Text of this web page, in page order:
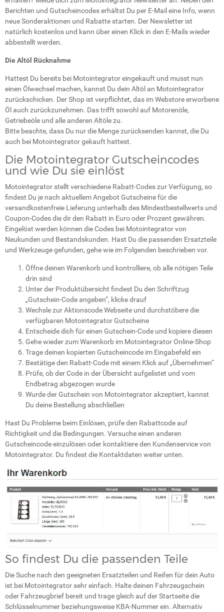
Berichten und Gutscheincodes erhältst Du per E-Mail eine Info, wenn
neue Sonderaktionen und Rabatte starten. Der Newsletter ist
natürlich kostenlos und kann über einen Klick in den E-Mails wieder
abbestellt werden.
Die Altöl Rücknahme
Hattest Du bereits bei Motointegrator eingekauft und musst nun
einen Ölwechsel machen, kannst Du dein Altöl an Motointegrator
zurückschicken. Der Shop ist verpflichtet, das im Webstore erworbene
Öl auch zurückzunehmen. Das trifft sowohl auf Motorenöle,
Getriebeöle und alle anderen Altöle zu.
Bitte beachte, dass Du nur die Menge zurücksenden kannst, die Du
auch bei Motointegrator gekauft hattest.
Die Motointegrator Gutscheincodes
und wie Du sie einlöst
Motointegrator stellt verschiedene Rabatt-Codes zur Verfügung, so
findest Du je nach aktuellem Angebot Gutscheine für die
versandkostenfreie Lieferung unterhalb des Mindestbestellwerts und
Coupon-Codes die dir den Rabatt in Euro oder Prozent gewähren.
Eingelöst werden können die Codes bei Motointegrator von
Neukunden und Bestandskunden. Hast Du die passenden Ersatzteile
und Werkzeuge gefunden, gehe wie im Folgenden beschrieben vor.
Öffne deinen Warenkorb und kontrolliere, ob alle nötigen Teile
drin sind
Unter der Produktübersicht findest Du den Schriftzug
„Gutschein-Code angeben“, klicke drauf
Wechsle zur Aktionscode Webseite und durchstöbere die
verfügbaren Motointegrator Gutscheine
Entscheide dich für einen Gutschein-Code und kopiere diesen
Gehe wieder zum Warenkorb im Motointegrator Online-Shop
Trage deinen kopierten Gutscheincode im Eingabefeld ein
Bestätige den Rabatt-Code mit einem Klick auf „Übernehmen“
Prüfe, ob der Code in der Übersicht aufgelistet und vom
Endbetrag abgezogen wurde
Wurde der Gutschein von Motointegrator akzeptiert, kannst
Du deine Bestellung abschließen
Hast Du Probleme beim Einlösen, prüfe den Rabattcode auf
Richtigkeit und die Bedingungen. Versuche einen anderen
Gutscheincode einzulösen oder kontaktiere den Kundenservice von
Motointegrator. Du findest die Kontaktdaten weiter unten.
So findest Du die passenden Teile
Die Suche nach den geeigneten Ersatzteilen und Reifen für dein Auto
ist bei Motointegrator sehr einfach. Halte deinen Fahrzeugschein
oder Fahrzeugbrief bereit und trage gleich auf der Startseite die
Schlüsselnummer beziehungsweise KBA-Nummer ein. Alternativ